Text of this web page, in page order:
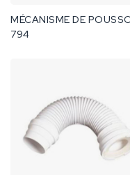
MÉCANISME DE
794